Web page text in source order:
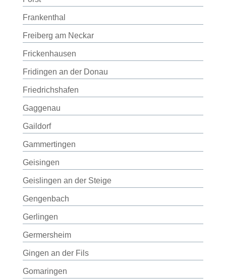
Frankenthal
Freiberg am Neckar
Frickenhausen
Fridingen an der Donau
Friedrichshafen
Gaggenau
Gaildorf
Gammertingen
Geisingen
Geislingen an der Steige
Gengenbach
Gerlingen
Germersheim
Gingen an der Fils
Gomaringen